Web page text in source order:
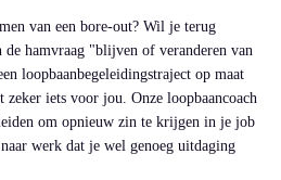
van een bore-out? Wil je terug
hamvraag "blijven of veranderen van
loopbaanbegeleidingstraject op maat
zeker iets voor jou. Onze loopbaancoach
om opnieuw zin te krijgen in je job
werk dat je wel genoeg uitdaging